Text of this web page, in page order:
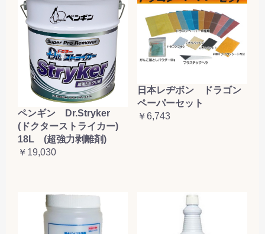
ペンギン Dr.Stryker
(ドクターストライカー)
18L (超強力剥離剤)
￥19,030
日本レヂボン ドラゴン
ペーパーセット
￥6,743